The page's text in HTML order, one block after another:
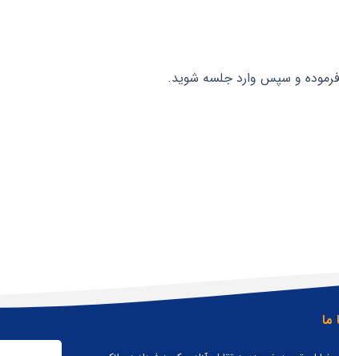
و سپس وارد جلسه شوید.
ما